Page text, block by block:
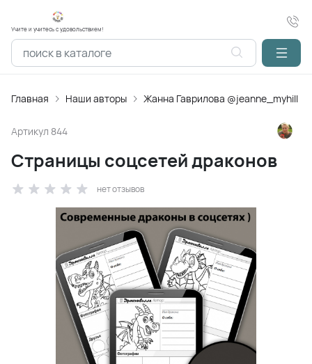
Учите и учитесь с удовольствием!
Главная Наши авторы Жанна Гаврилова @jeanne_myhill
Артикул 844
Страницы соцсетей драконов
нет отзывов